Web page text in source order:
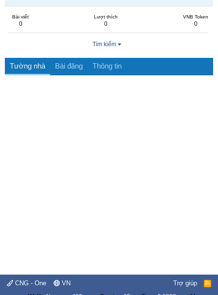
Bài viết
0
Lượt thích
0
VNB Token
0
Tìm kiếm
Tường nhà Bài đăng Thông tin
CNG - One VN Trợ giúp
R